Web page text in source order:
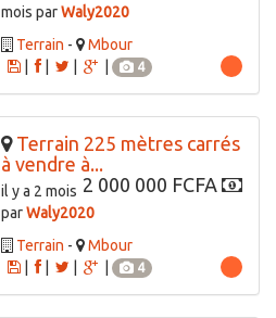
mois parWaly2020
Terrain -
Mbour
|
4
Terrain 225 mètres carrés
à vendre à...
2 000 000 FCFA
il y a 2 mois
parWaly2020
Terrain -
Mbour
|
4